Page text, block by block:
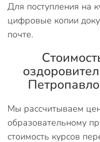
Для поступления на
цифровые копии
почте.
Мы рассчитываем
образовательному
стоимость курсов